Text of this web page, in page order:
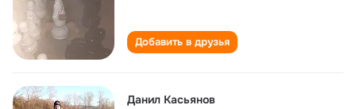
Добавить в друзья
Данил Касьянов